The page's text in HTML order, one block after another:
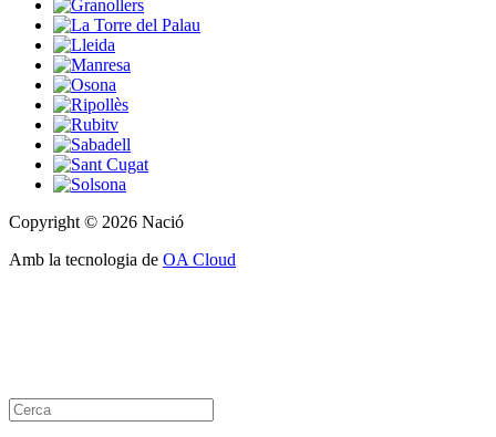
Copyright © 2026 Nació
Amb la tecnologia de OA Cloud